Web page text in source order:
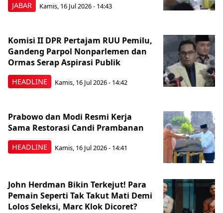
JABAR Kamis, 16 Jul 2026 - 14:43
HEADLINE
Komisi II DPR Pertajam RUU Pemilu,
Gandeng Parpol Nonparlemen dan
Ormas Serap Aspirasi Publik
Kamis, 16 Jul 2026 - 14:42
HEADLINE
Prabowo dan Modi Resmi Kerja
Sama Restorasi Candi Prambanan
Kamis, 16 Jul 2026 - 14:41
John Herdman Bikin Terkejut! Para
Pemain Seperti Tak Takut Mati Demi
Lolos Seleksi, Marc Klok Dicoret?